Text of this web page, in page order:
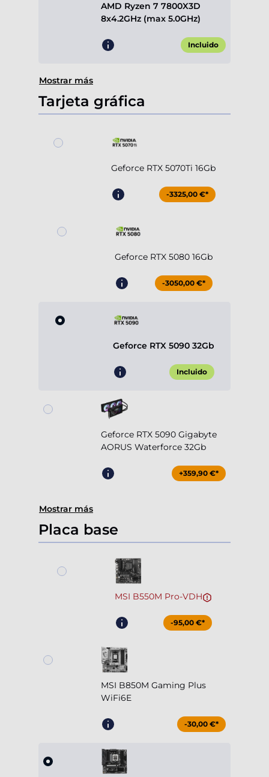
AMD Ryzen 7 7800X3D
8x4.2GHz (max 5.0GHz)
Incluido
Mostrar más
Tarjeta gráfica
Geforce RTX 5070Ti 16Gb
-3325,00 €*
Geforce RTX 5080 16Gb
-3050,00 €*
Geforce RTX 5090 32Gb
Incluido
Geforce RTX 5090 Gigabyte
AORUS Waterforce 32Gb
+359,90 €*
Mostrar más
Placa base
MSI B550M Pro-VDH
-95,00 €*
MSI B850M Gaming Plus
WiFi6E
-30,00 €*